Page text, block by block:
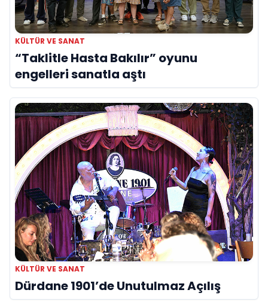
KÜLTÜR VE SANAT
“Taklitle Hasta Bakılır” oyunu
engelleri sanatla aştı
KÜLTÜR VE SANAT
Dürdane 1901’de Unutulmaz Açılış